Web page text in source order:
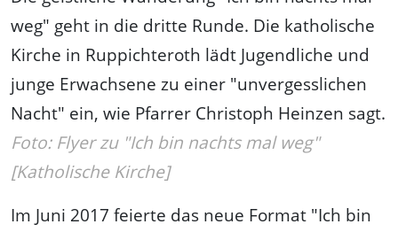
weg" geht in die dritte Runde. Die katholische
Kirche in Ruppichteroth lädt Jugendliche und
junge Erwachsene zu einer "unvergesslichen
Nacht" ein, wie Pfarrer Christoph Heinzen sagt.
Foto: Flyer zu "Ich bin nachts mal weg"
[Katholische Kirche]
Im Juni 2017 feierte das neue Format "Ich bin